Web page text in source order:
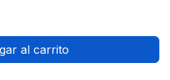
al carrito